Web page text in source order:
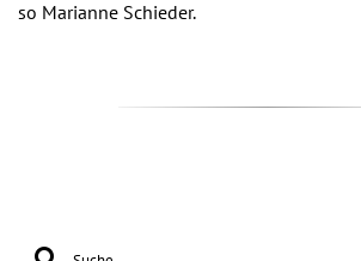
so Marianne Schieder.